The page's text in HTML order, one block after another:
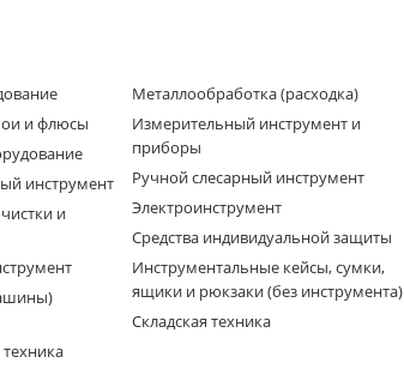
и флюсы
инструмент
и
Металлообработка (расходка)
Измерительный инструмент и
приборы
Ручной слесарный инструмент
Электроинструмент
Средства индивидуальной защиты
Инструментальные кейсы, сумки,
ящики и рюкзаки (без инструмента)
Складская техника